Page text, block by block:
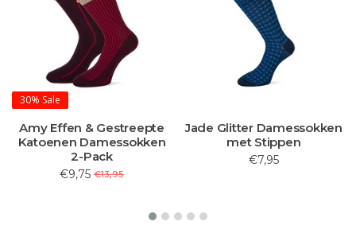
30% Sale
Amy Effen & Gestreepte
Katoenen Damessokken
2-Pack
€9,75 €13,95
Jade Glitter Damessokken
met Stippen
€7,95